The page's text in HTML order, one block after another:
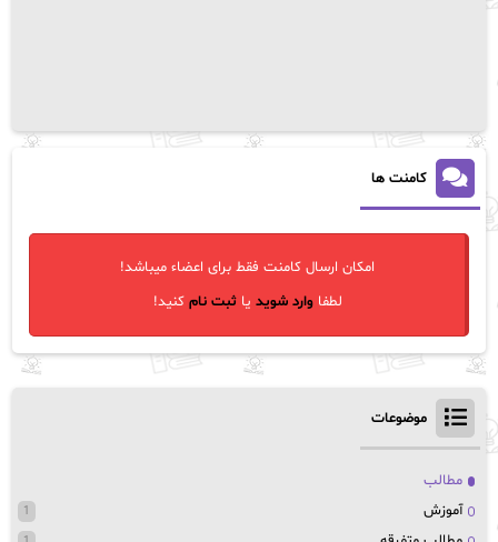
کامنت ها
امکان ارسال کامنت فقط برای اعضاء میباشد!
لطفاوارد شوید یاثبت نام کنید!
موضوعات
مطالب
آموزش
1